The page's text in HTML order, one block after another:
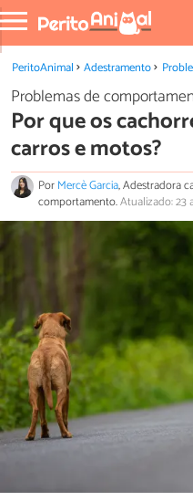
PeritoAnimal Adestramento
Problemas de
Por que os
carros e motos?
PorMercè Garcia, Adestradora
comportamento.Atualizado: 23